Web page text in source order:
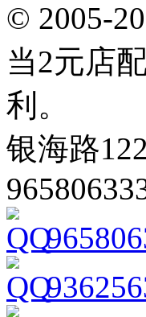
© 2005-
当2元店
利。
银海路